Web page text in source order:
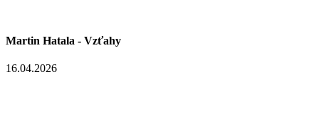
Martin Hatala - Vzťahy
16.04.2026